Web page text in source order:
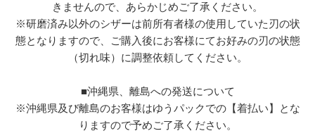
きませんので、あらかじめご了承ください。
※研磨済み以外のシザーは前所有者様の使用していた刃の状
態となりますので、ご購入後にお客様にてお好みの刃の状態
（切れ味）に調整依頼してください。
■沖縄県、離島への発送について
※沖縄県及び離島のお客様はゆうパックでの【着払い】とな
りますので予めご了承ください。